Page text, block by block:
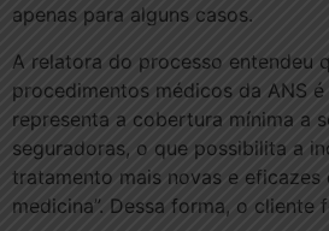
apenas para alguns casos.
A relatora do processo entendeu
procedimentos médicos da ANS
representa a cobertura mínima a
seguradoras, o que possibilita a
tratamento mais novas e eficazes
medicina”. Dessa forma, o cliente